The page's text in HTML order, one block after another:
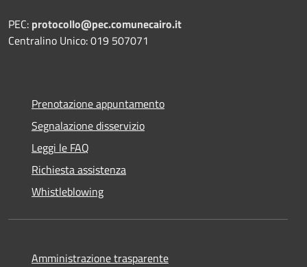
PEC: protocollo@pec.comunecairo.it
Centralino Unico: 019 507071
Prenotazione appuntamento
Segnalazione disservizio
Leggi le FAQ
Richiesta assistenza
Whistleblowing
Amministrazione trasparente